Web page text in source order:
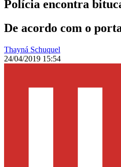
Polícia encontra
De acordo com o
Thayná Schuquel
24/04/2019 15:54